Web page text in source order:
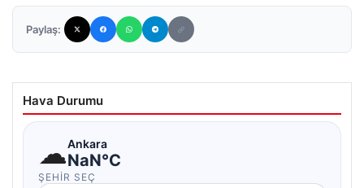
Paylaş:
Hava Durumu
☁Ankara
NaN°C
ŞEHIR SEÇ